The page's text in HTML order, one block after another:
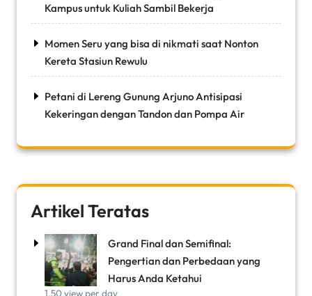
Kampus untuk Kuliah Sambil Bekerja
Momen Seru yang bisa di nikmati saat Nonton
Kereta Stasiun Rewulu
Petani di Lereng Gunung Arjuno Antisipasi
Kekeringan dengan Tandon dan Pompa Air
Artikel Teratas
Grand Final dan Semifinal:
Pengertian dan Perbedaan yang
Harus Anda Ketahui
1.50 view per day